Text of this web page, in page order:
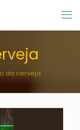
da cerveja